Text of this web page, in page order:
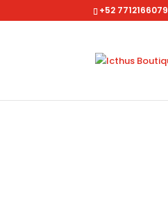
+52 7712166079